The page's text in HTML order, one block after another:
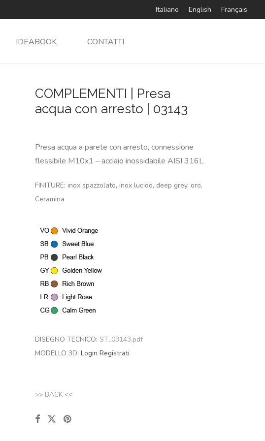
Italiano English Français
IDEABOOK CONTATTI
COMPLEMENTI | Presa
acqua con arresto | 03143
Presa acqua a parete con arresto, connessione
flessibile M10x1 – acciaio inossidabile AISI 316L
FINITURE: inox spazzolato, inox lucido, deep grey, oro,
Ceramina
DISEGNO TECNICO: ST_03143.pdf
MODELLO 3D: Login Registrati
>> BACK <<